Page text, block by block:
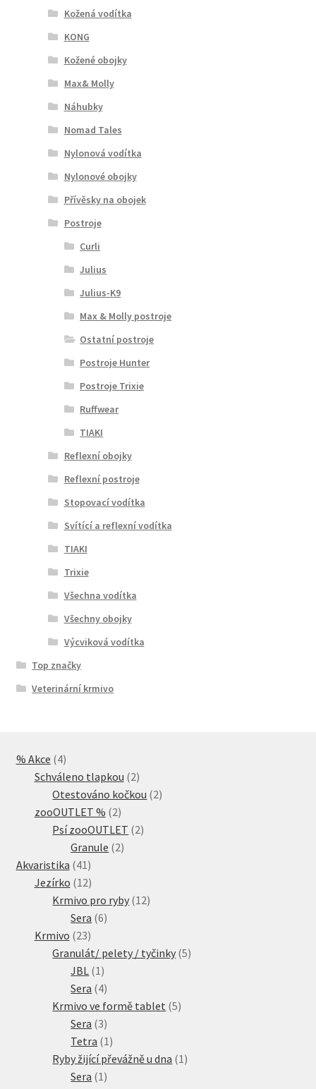
Kožená vodítka
KONG
Kožené obojky
Max& Molly
Náhubky
Nomad Tales
Nylonová vodítka
Nylonové obojky
Přívěsky na obojek
Postroje
Curli
Julius
Julius-K9
Max & Molly postroje
Ostatní postroje
Postroje Hunter
Postroje Trixie
Ruffwear
TIAKI
Reflexní obojky
Reflexní postroje
Stopovací vodítka
Svítící a reflexní vodítka
TIAKI
Trixie
Všechna vodítka
Všechny obojky
Výcviková vodítka
Top značky
Veterinární krmivo
% Akce 44
produkty
Schváleno tlapkou 22
produkty
Otestováno kočkou 22
zooOUTLET % 22
produkty
Psí zooOUTLET 22
Granule 22
Akvaristika 41 41
produktů
Jezírko 1212
produktů
Krmivo pro ryby 1212
Sera 66
Krmivo 2323
produktů
Granulát/ pelety / tyčinky 55
JBL 1 1
produkt
Sera 44
produkty
Krmivo ve formě tablet 55
Sera 33
produkty
Tetra 1 1
produkt
Ryby žijící převážně u dna 1 1
Sera 1 1